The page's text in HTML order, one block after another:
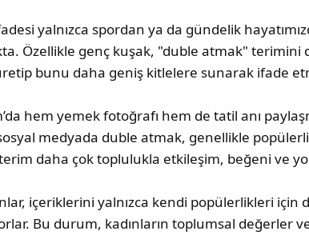
yalnızca spordan ya da gündelik
Özellikle genç kuşak, "duble atmak" terimini
bunu daha geniş kitlelere sunarak ifade
hem yemek fotoğrafı hem de tatil anı
medyada duble atmak, genellikle popülerlik
daha çok toplulukla etkileşim, beğeni ve
içeriklerini yalnızca kendi popülerlikleri
Bu durum, kadınların toplumsal değerler